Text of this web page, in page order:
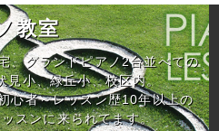
教室
、グランドピアノ2台並べての
見小、緑丘小、校区内。
心者～レッスン歴10年以上の
スンに来られてます。